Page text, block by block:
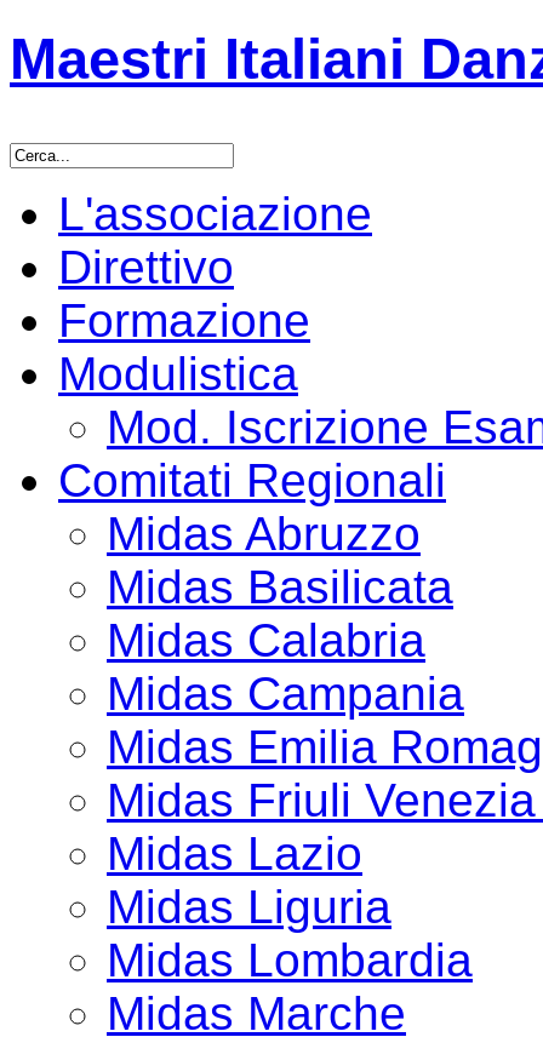
Maestri Italiani
L'associazione
Direttivo
Formazione
Modulistica
Mod. Iscrizione
Comitati Regionali
Midas Abruzzo
Midas Basilicata
Midas Calabria
Midas Campania
Midas Emilia
Midas Friuli
Midas Lazio
Midas Liguria
Midas Lombardia
Midas Marche